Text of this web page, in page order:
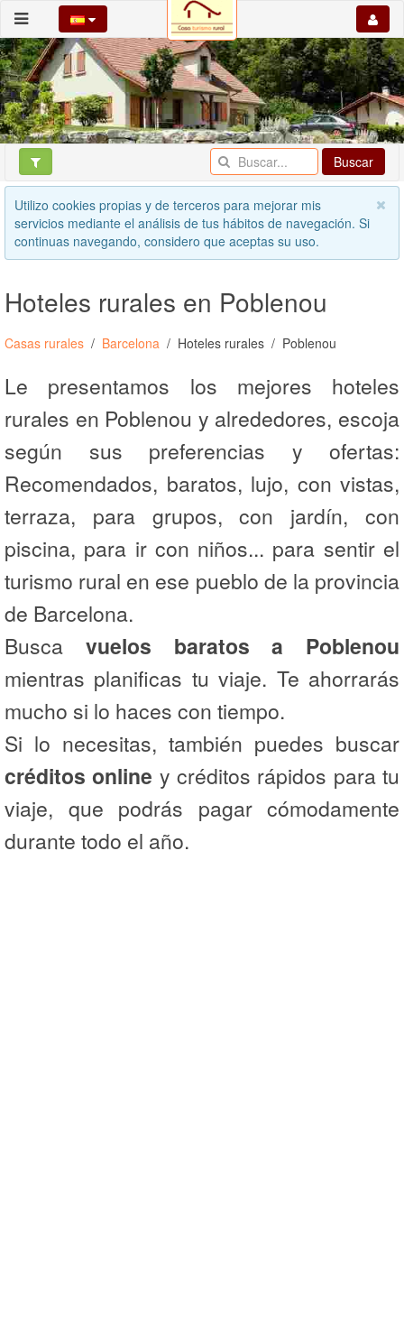
Buscar
Utilizo cookies propias y de terceros para mejorar mis
servicios mediante el análisis de tus hábitos de navegación. Si
continuas navegando, considero que aceptas su uso.
Hoteles rurales en Poblenou
Casas rurales Barcelona Hoteles rurales Poblenou
Le presentamos los mejores hoteles
rurales en Poblenou y alrededores, escoja
según sus preferencias y ofertas:
Recomendados, baratos, lujo, con vistas,
terraza, para grupos, con jardín, con
piscina, para ir con niños... para sentir el
turismo rural en ese pueblo de la provincia
de Barcelona.
Busca vuelos baratos a Poblenou
mientras planificas tu viaje. Te ahorrarás
mucho si lo haces con tiempo.
Si lo necesitas, también puedes buscar
créditos online y créditos rápidos para tu
viaje, que podrás pagar cómodamente
durante todo el año.